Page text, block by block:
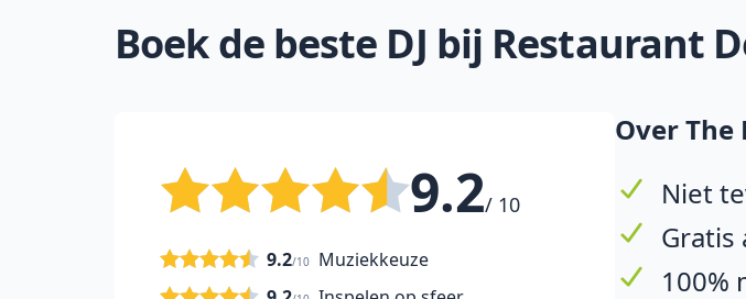
Boek de beste DJ bij Restaurant
9.2/ 10
Muziekkeuze
9.2/10
Over
Niet
100%